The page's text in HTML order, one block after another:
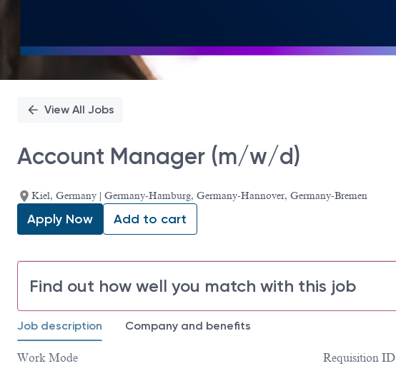
View All Jobs
Account Manager (m/w/d)
Kiel, Germany | Germany-Hamburg, Germany-Hannover, Germany-Bremen
Apply Now Add to cart
Find out how well you match with this job
Job description Company and benefits
Work Mode Requisition ID